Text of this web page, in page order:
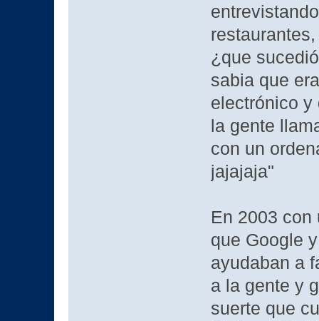
¿que
sabia que
electrónico y
la gente
con un
jajajaja"
En 2003 con
que Google
ayudaban a
a la gente y
suerte que